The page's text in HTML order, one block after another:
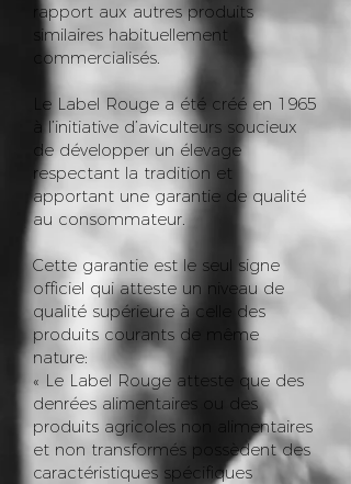
rapport aux autres produits
similaires habituellement
commercialisés.
Le Label Rouge a été créé en 1965
à l’initiative d’aviculteurs soucieux
de développer un élevage
respectant la tradition et
apportant une garantie de qualité
au consommateur.
Cette garantie est le seul signe
officiel qui atteste un niveau de
qualité supérieure à celle des
produits courants de même
nature:
« Le Label Rouge atteste que des
denrées alimentaires ou des
produits agricoles non alimentaires
et non transformés possèdent des
caractéristiques spécifiques